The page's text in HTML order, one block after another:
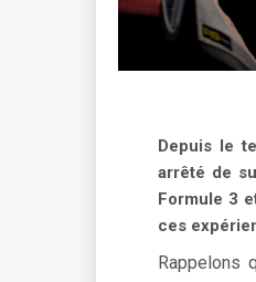
Depuis le
arrêté de
Formule 3
ces
Rappelons